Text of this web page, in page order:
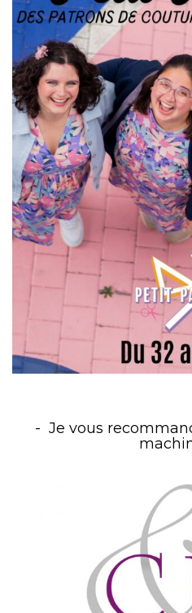
Je vous